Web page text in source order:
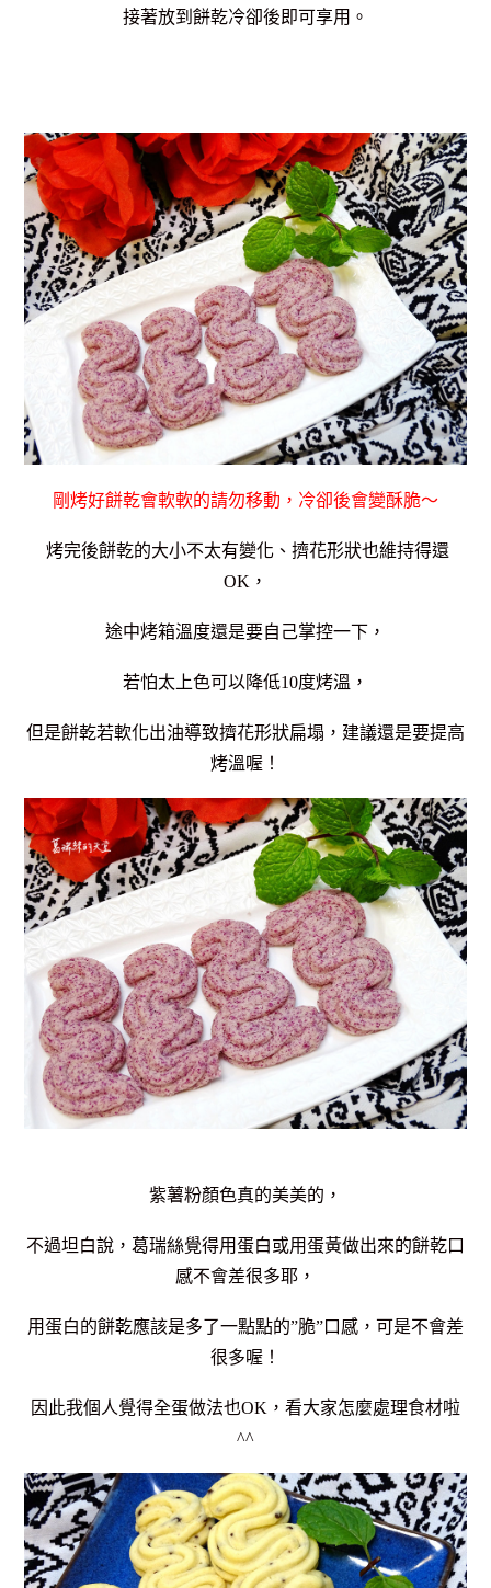
接著放到餅乾冷卻後即可享用。
剛烤好餅乾會軟軟的請勿移動，冷卻後會變酥脆～
烤完後餅乾的大小不太有變化、擠花形狀也維持得還
OK，
途中烤箱溫度還是要自己掌控一下，
若怕太上色可以降低10度烤溫，
但是餅乾若軟化出油導致擠花形狀扁塌，建議還是要提高
烤溫喔！
紫薯粉顏色真的美美的，
不過坦白說，葛瑞絲覺得用蛋白或用蛋黃做出來的餅乾口
感不會差很多耶，
用蛋白的餅乾應該是多了一點點的”脆”口感，可是不會差
很多喔！
因此我個人覺得全蛋做法也OK，看大家怎麼處理食材啦
^^